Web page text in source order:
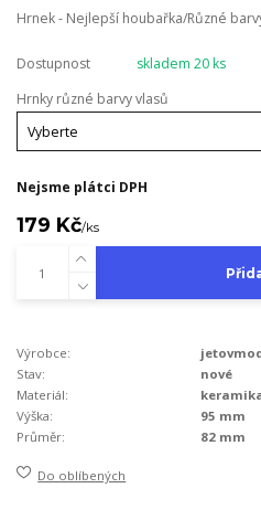
Hrnek - Nejlepší houbařka/Různé
Dostupnost
skladem 20 ks
Hrnky různé barvy vlasů
Nejsme plátci DPH
179 Kč/ks
Výrobce:
Stav:
nové
Materiál:
Výška:
95 mm
Průměr:
82 mm
Do oblíbených